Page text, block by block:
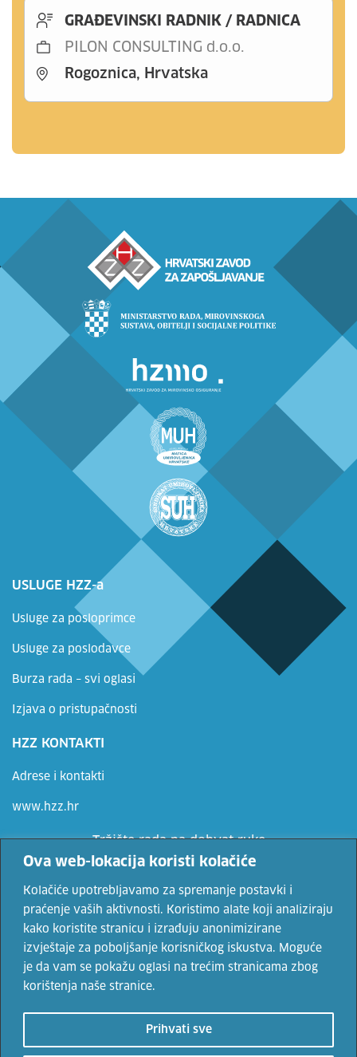
Ova web-lokacija koristi kolačiće
Kolačiće upotrebljavamo za spremanje postavki i
praćenje vaših aktivnosti. Koristimo alate koji analiziraju
kako koristite stranicu i izrađuju anonimizirane
izvještaje za poboljšanje korisničkog iskustva. Moguće
je da vam se pokažu oglasi na trećim stranicama zbog
korištenja naše stranice.
Prihvati sve
GRAĐEVINSKI RADNIK / RADNICA
PILON CONSULTING d.o.o.
Rogoznica, Hrvatska
USLUGE HZZ-a
Usluge za posloprimce
Usluge za poslodavce
Burza rada – svi oglasi
Izjava o pristupačnosti
HZZ KONTAKTI
Adrese i kontakti
www.hzz.hr
Tržište rada na dohvat ruke
Ne propusti priliku, prijavi se
privatnosti.